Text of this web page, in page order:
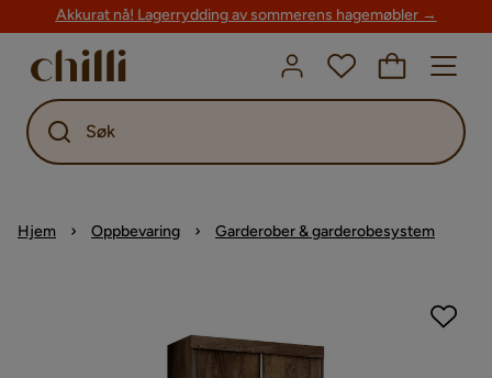
Akkurat nå! Lagerrydding av sommerens hagemøbler →
Søk
Hjem Oppbevaring Garderober & garderobesystem